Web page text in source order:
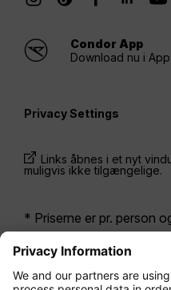
Condor App
Download nu i
Privacy Settings
Links åbnes i et nyt
muligvis ikke tilgængelige.
* Priserne er pr. person
været tilgængelige inden
muligvis ikke længere